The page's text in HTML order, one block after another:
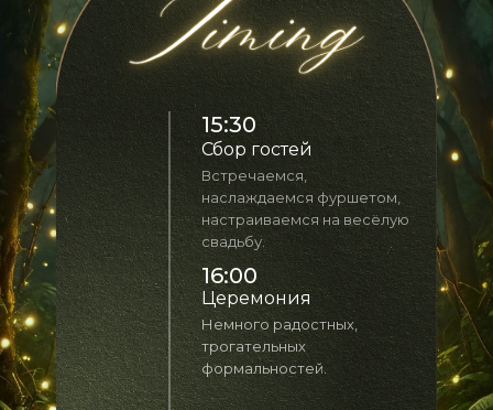
16:00
Немного радостных,
трогательных
формальностей.
15:30
Сбор гостей
Встречаемся,
наслаждаемся фуршетом,
настраиваемся на весёлую
свадьбу.
Церемония